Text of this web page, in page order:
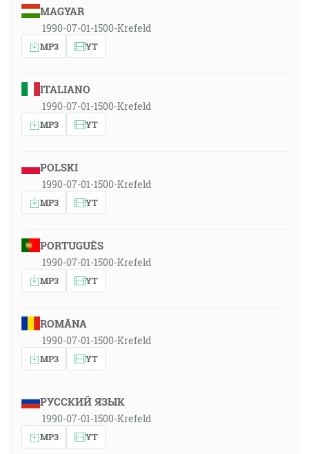
MAGYAR
1990-07-01-1500-Krefeld
MP3 YT
ITALIANO
1990-07-01-1500-Krefeld
MP3 YT
POLSKI
1990-07-01-1500-Krefeld
MP3 YT
PORTUGUÊS
1990-07-01-1500-Krefeld
MP3 YT
ROMÂNA
1990-07-01-1500-Krefeld
MP3 YT
РУССКИЙ ЯЗЫК
1990-07-01-1500-Krefeld
MP3 YT